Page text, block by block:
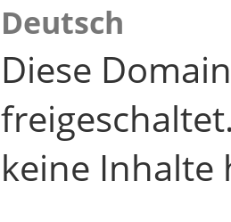
Deutsch
Diese
keine Inhalte